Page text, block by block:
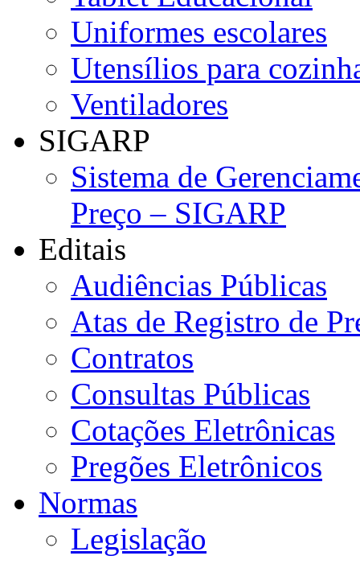
Uniformes escolares
Utensílios para
Ventiladores
SIGARP
Sistema de
Preço – SIGARP
Editais
Audiências Públicas
Atas de Registro de
Contratos
Consultas Públicas
Cotações Eletrônicas
Pregões Eletrônicos
Normas
Legislação